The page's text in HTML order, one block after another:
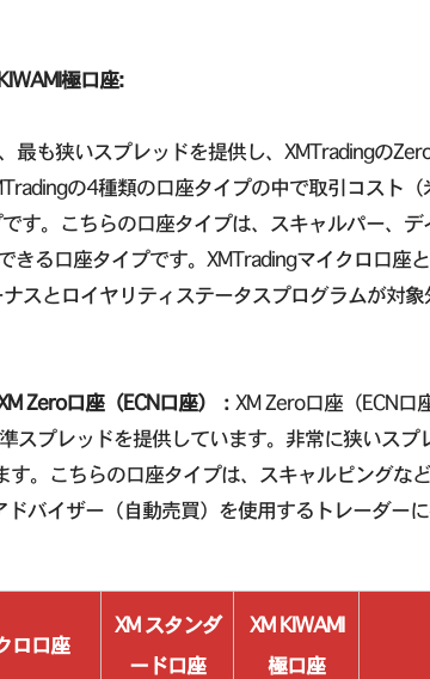
極口座:
最も狭いスプレッドを提供し、XMTradingの
の4種類の口座タイプの中で取引コスト
す。こちらの口座タイプは、スキャルパー、
きる口座タイプです。XMTradingマイクロ口座
スとロイヤリティステータスプログラムが対
Zero口座（ECN口座）： XM Zero口座（ECN口
スプレッドを提供しています。非常に狭いス
。こちらの口座タイプは、スキャルピングな
バイザー（自動売買）を使用するトレーダーに
ロ口座
XM スタンダ
ード口座
XM KIWAMI
極口座